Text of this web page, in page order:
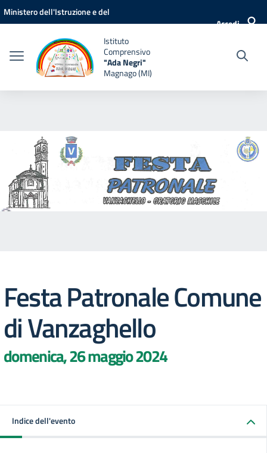
Vai ai contenuti
Vai al menu di navigazione
Vai al footer
Ministero dell'Istruzione e del
Accedi
Istituto
Comprensivo
"Ada Negri"
Magnago (MI)
Festa Patronale Comune
di Vanzaghello
domenica, 26 maggio 2024
Indice dell'evento